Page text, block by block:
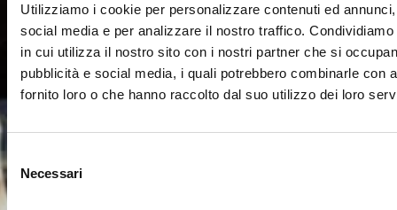
Utilizziamo i cookie per personalizzare contenuti ed
social media e per analizzare il nostro traffico.
in cui utilizza il nostro sito con i nostri partner che si
pubblicità e social media, i quali potrebbero combinarle con
fornito loro o che hanno raccolto dal suo utilizzo dei loro
Selezione
del
consenso
Necessari